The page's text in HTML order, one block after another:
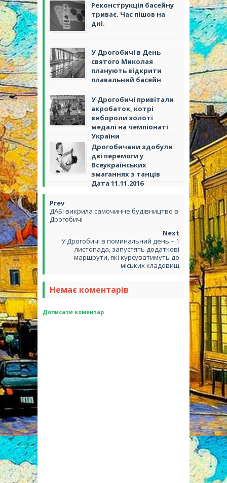
Реконструкція басейну
триває. Час пішов на
дні.
У Дрогобичі в День
святого Миколая
планують відкрити
плавальний басейн
У Дрогобичі привітали
акробаток, котрі
вибороли золоті
медалі на чемпіонаті
України
Дрогобичани здобули
дві перемоги у
Всеукраїнських
змаганнях з танців
Дата 11.11.2016
ДАБІ викрила самочинне будівництво в
Дрогобичі
У Дрогобичі в поминальний день – 1
листопада, запустять додаткові
маршрути, які курсуватимуть до
міських кладовищ
Немає коментарів
Дописати коментар